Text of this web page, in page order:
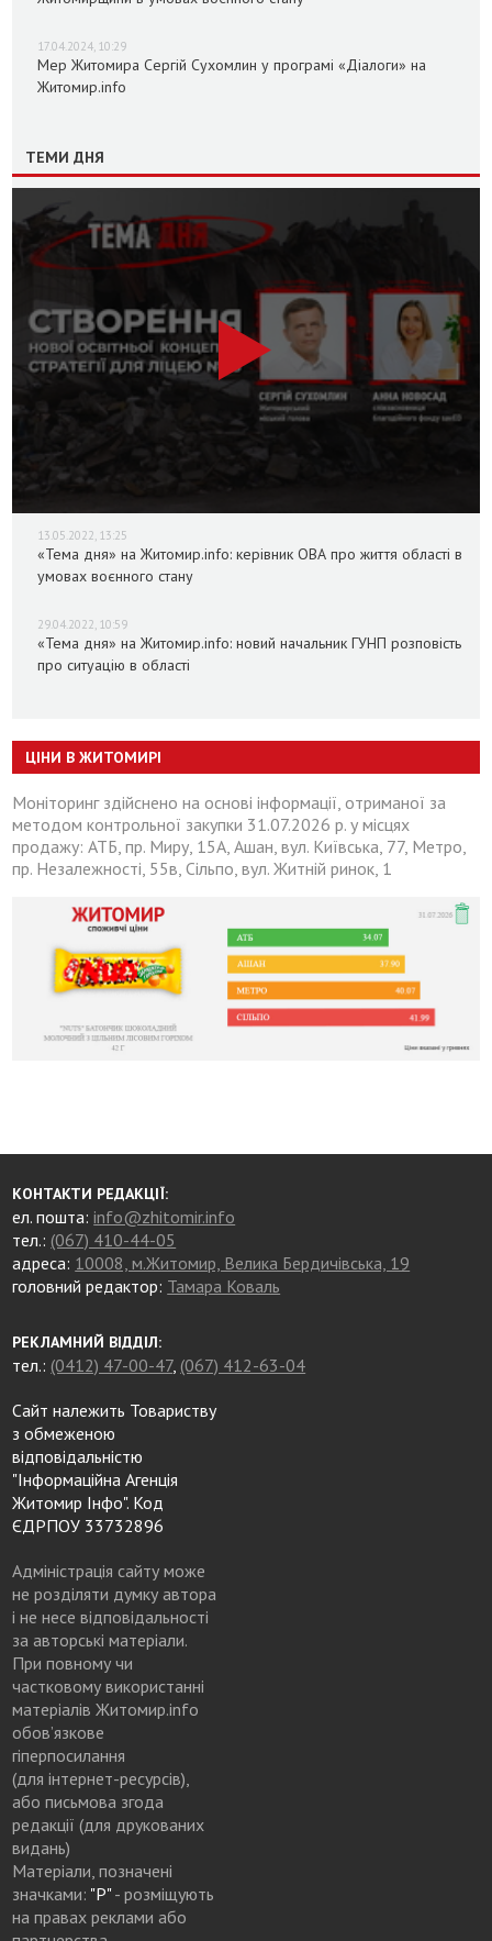
17.04.2024, 10:29
Мер Житомира Сергій Сухомлин у програмі «Діалоги» на
Житомир.info
ТЕМИ ДНЯ
13.05.2022, 13:25
«Тема дня» на Житомир.info: керівник ОВА про життя області в
умовах воєнного стану
29.04.2022, 10:59
«Тема дня» на Житомир.info: новий начальник ГУНП розповість
про ситуацію в області
ЦІНИ В ЖИТОМИРІ
Моніторинг здійснено на основі інформації, отриманої за
методом контрольної закупки 31.07.2026 р. у місцях
продажу: АТБ, пр. Миру, 15А, Ашан, вул. Київська, 77, Метро,
пр. Незалежності, 55в, Сільпо, вул. Житній ринок, 1
КОНТАКТИ РЕДАКЦІЇ:
ел. пошта:info@zhitomir.info
тел.: (067) 410-44-05
адреса: 10008, м.Житомир, Велика Бердичівська, 19
головний редактор: Тамара Коваль
РЕКЛАМНИЙ ВІДДІЛ:
тел.: (0412) 47-00-47, (067) 412-63-04
Сайт належить Товариству
з обмеженою
відповідальністю
"Інформаційна Агенція
Житомир Інфо". Код
ЄДРПОУ 33732896
Адміністрація сайту може
не розділяти думку автора
і не несе відповідальності
за авторські матеріали.
При повному чи
частковому використанні
матеріалів Житомир.info
обов’язкове
гіперпосилання
(для інтернет-ресурсів),
або письмова згода
редакції (для друкованих
видань)
Матеріали, позначені
значками: "Р"- розміщують
на правах реклами або